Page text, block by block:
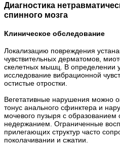
Диагностика
спинного мозга
Клиническое обследование
Локализацию повреждения
чувствительных дерматомов,
скелетных мышц. В определении
исследование вибрационной
остистые отростки.
Вегетативные нарушения можно
тонус анального сфинктера и
мочевого пузыря с образованием
недержанием. Ограниченные
прилегающих структур часто
поколачивании и сжатии.